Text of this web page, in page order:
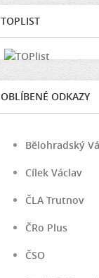
TOPLIST
OBLÍBENÉ ODKAZY
Bělohradský
Cílek Václav
ČLA Trutnov
ČRo Plus
ČSO